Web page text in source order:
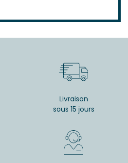
Livraison
sous 15 jours